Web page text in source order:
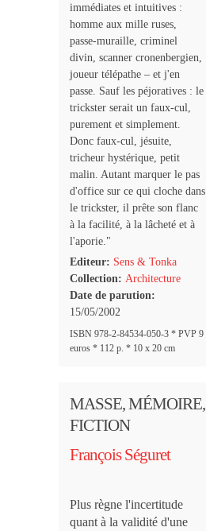
immédiates et intuitives :
homme aux mille ruses,
passe-muraille, criminel
divin, scanner cronenbergien,
joueur télépathe – et j'en
passe. Sauf les péjoratives : le
trickster serait un faux-cul,
purement et simplement.
Donc faux-cul, jésuite,
tricheur hystérique, petit
malin. Autant marquer le pas
d'office sur ce qui cloche dans
le trickster, il prête son flanc
à la facilité, à la lâcheté et à
l'aporie."
Editeur: Sens & Tonka
Collection: Architecture
Date de parution:
15/05/2002
ISBN 978-2-84534-050-3 * PVP 9
euros * 112 p. * 10 x 20 cm
MASSE, MÉMOIRE,
FICTION
François Séguret
Plus règne l'incertitude
quant à la validité d'une